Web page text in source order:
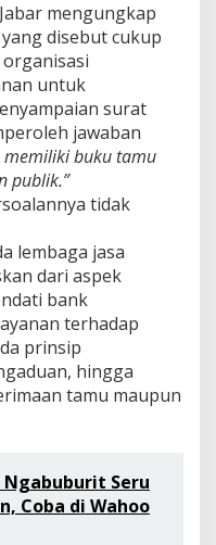
mengungkap
disebut cukup
untuk
surat
jawaban
memiliki buku tamu
publik.”
tidak
lembaga jasa
dari aspek
bank
terhadap
prinsip
hingga
tamu maupun
Ngabuburit Seru
Coba di Wahoo